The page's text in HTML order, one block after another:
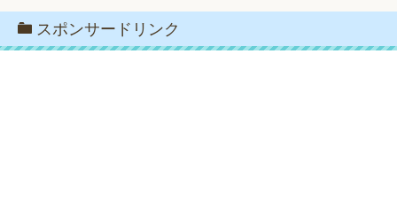
スポンサードリンク